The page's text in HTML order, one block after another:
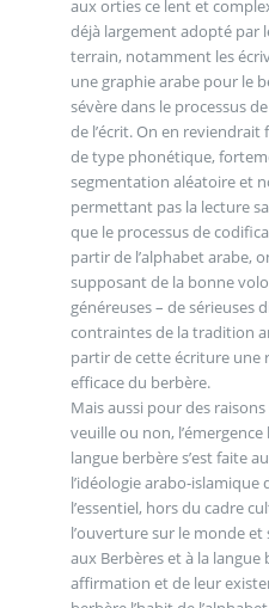
aux orties ce lent et
déjà largement adopté par
terrain, notamment les
une graphie arabe pour le
sévère dans le processus
de l’écrit. On en
de type phonétique,
segmentation aléatoire et
permettant pas la lecture
que le processus de
partir de l’alphabet arabe,
supposant de la bonne
généreuses – de sérieuses
contraintes de la tradition
partir de cette écriture
efficace du berbère.
Mais aussi pour des
veuille ou non, l’émergence
langue berbère s’est faite
l’idéologie arabo-
l’essentiel, hors du cadre
l’ouverture sur le monde et
aux Berbères et à la
affirmation et de leur